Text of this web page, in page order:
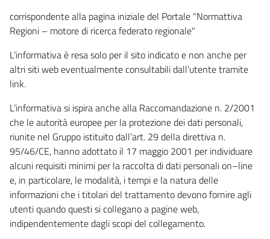
corrispondente alla pagina iniziale del Portale "Normattiva
Regioni – motore di ricerca federato regionale"
L’informativa è resa solo per il sito indicato e non anche per
altri siti web eventualmente consultabili dall’utente tramite
link.
L’informativa si ispira anche alla Raccomandazione n. 2/2001
che le autorità europee per la protezione dei dati personali,
riunite nel Gruppo istituito dall’art. 29 della direttiva n.
95/46/CE, hanno adottato il 17 maggio 2001 per individuare
alcuni requisiti minimi per la raccolta di dati personali on–line
e, in particolare, le modalità, i tempi e la natura delle
informazioni che i titolari del trattamento devono fornire agli
utenti quando questi si collegano a pagine web,
indipendentemente dagli scopi del collegamento.